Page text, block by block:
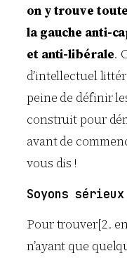
on y trouve
la gauche anti-
et anti-libérale.
d’intellectuel
peine de définir
construit pour
avant de
vous dis !
Soyons sérieux
Pour trouver[2.
n’ayant que